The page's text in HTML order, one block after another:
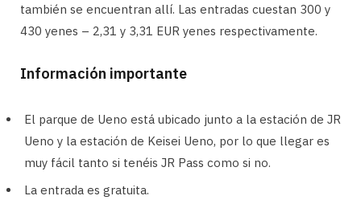
también se encuentran allí. Las entradas cuestan 300 y
430 yenes – 2,31 y 3,31 EUR yenes respectivamente.
Información importante
El parque de Ueno está ubicado junto a la estación de JR
Ueno y la estación de Keisei Ueno, por lo que llegar es
muy fácil tanto si tenéis JR Pass como si no.
La entrada es gratuita.